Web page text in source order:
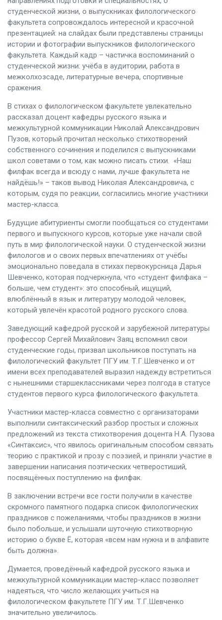
студенческой жизни, о выпускниках филологического
факультета сопровождалось интересной и красочной
презентацией: на слайдах были представлены страницы
истории и фотографии выпускников филологического
факультета. Каждый кадр – частичка воспоминаний о
студенческой жизни: учёба в аудитории, работа в
межколхозсаде, литературные вечера, спортивные
сражения.
В стихах о филологическом факультете увлекательно
рассказал доцент кафедры русского языка и
межкультурной коммуникации Николай Александрович
Пузов, который прочитал несколько стихотворений
собственного сочинения и поделился с выпускниками
школ советами о том, как можно писать стихи. «Наш
филфак всегда и всюду с нами, лучше факультета не
найдёшь!» – таков вывод Николая Александровича, с
которым, судя по реакции, согласились многие участники
мастер-класса.
Будущие абитуриенты смогли пообщаться со студентами
первого и выпускного курсов, которые уже начали свой
путь в мир филологической науки. О студенческой жизни
филологов и о своих первых впечатлениях от учёбы
эмоционально поведала в стихах первокурсница Дарья
Шевченко, которая подчеркнула, что «студент филфака –
больше, чем студент»: это способный, ищущий,
влюблённый в язык и литературу молодой человек,
который увлечён красотой родного русского слова.
Заведующий кафедрой русской и зарубежной литературы
профессор Сергей Михайлович Заяц вспомнил свои
студенческие годы, призвал школьников поступать на
филологический факультет ПГУ им. Т.Г.Шевченко и от
имени всех преподавателей выразил надежду встретиться
с нынешними старшеклассниками через полгода в статусе
студентов первого курса филологического факультета.
Участники мастер-класса совместно с организаторами
выполнили синтаксический разбор простых и сложных
предложений из текста стихотворения доцента Н.А. Пузова
«Синтаксис», что явилось оригинальным способом связать
теорию с практикой и прозу с поэзией, и приняли участие в
завершении написания поэтических четверостиший,
посвящённых поступлению на филфак.
В заключении встречи все гости получили в качестве
скромного памятного подарка список филологических
праздников с пожеланиями, чтобы праздников в жизни
было побольше, и услышали шуточную стихотворную
историю о букве Ё, которая «всем нам нужна и в алфавите
быть должна».
Думается, проведённый кафедрой русского языка и
межкультурной коммуникации мастер-класс позволяет
надеяться, что число желающих учиться на
филологическом факультете ПГУ им. Т.Г.Шевченко
значительно увеличилось.